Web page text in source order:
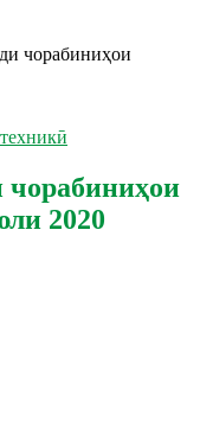
чорабиниҳои
чорабиниҳои
2020